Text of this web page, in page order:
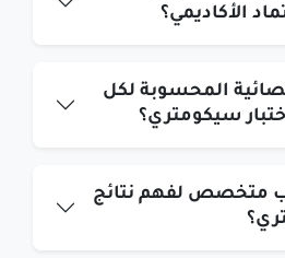
الأكاديمي؟
ما المعاملات الإحصائية المحسوبة لكل
سيكومتري؟
هل أحتاج إلى تدريب متخصص لفهم نتائج